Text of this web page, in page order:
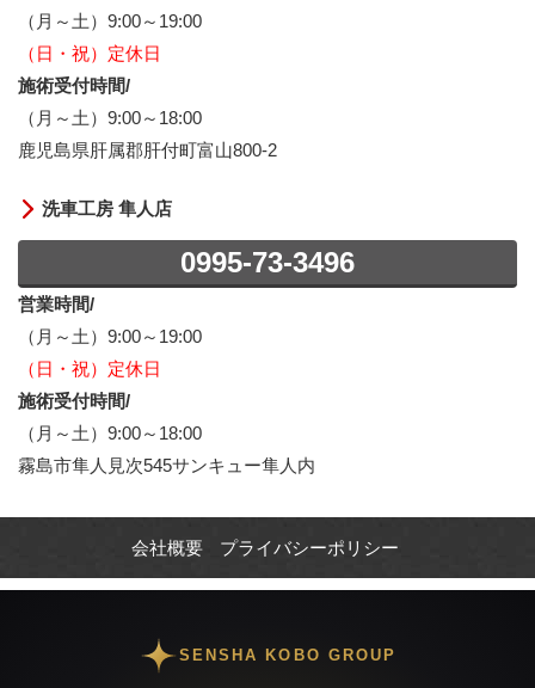
（月～土）9:00～19:00
（日・祝）定休日
施術受付時間/
（月～土）9:00～18:00
鹿児島県肝属郡肝付町富山800-2
洗車工房 隼人店
0995-73-3496
営業時間/
（月～土）9:00～19:00
（日・祝）定休日
施術受付時間/
（月～土）9:00～18:00
霧島市隼人見次545サンキュー隼人内
会社概要 プライバシーポリシー
SENSHA KOBO GROUP